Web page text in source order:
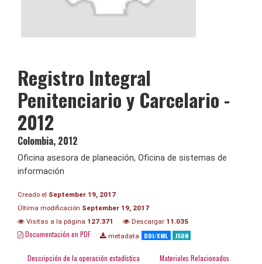
Registro Integral
Penitenciario y Carcelario -
2012
Colombia, 2012
Oficina asesora de planeación, Oficina de sistemas de
información
Creado el September 19, 2017
Última modificación September 19, 2017
Visitas a la página 127.371 Descargar 11.035
Documentación en PDF metadata DDI/XML JSON
Descripción de la operación estadística Materiales Relacionados